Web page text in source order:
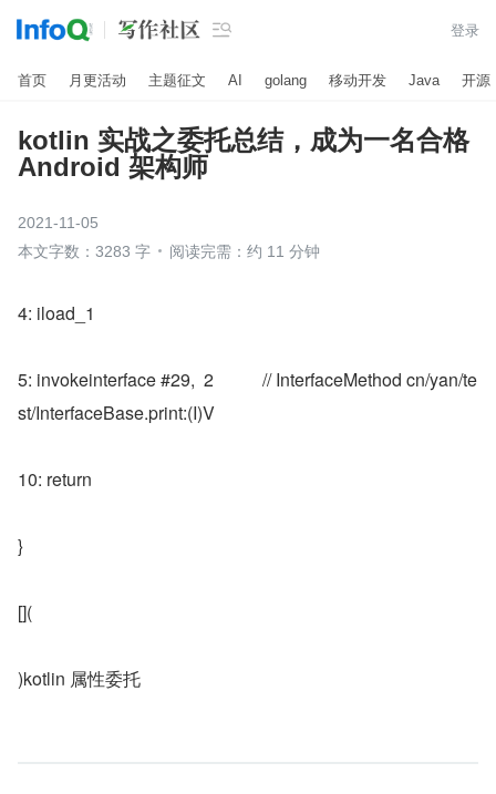
 登录
首页 月更活动 主题征文 AI golang 移动开发 Java 开源
kotlin 实战之委托总结，成为一名合格
Android 架构师
2021-11-05
本文字数：3283 字
阅读完需：约 11 分钟
4: iload_1
5: invokeinterface #29,  2           // InterfaceMethod cn/yan/te
st/InterfaceBase.print:(I)V
10: return
}
[](
)kotlin 属性委托